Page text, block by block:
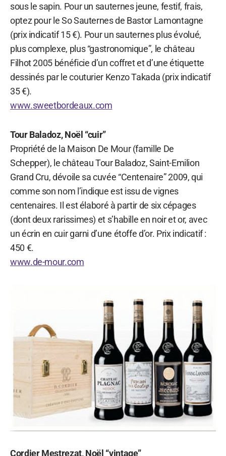
sous le sapin. Pour un sauternes jeune, festif, frais,
optez pour le So Sauternes de Bastor Lamontagne
(prix indicatif 15 €). Pour un sauternes plus évolué,
plus complexe, plus “gastronomique”, le château
Filhot 2005 bénéficie d’un coffret et d’une étiquette
dessinés par le couturier Kenzo Takada (prix indicatif
35 €).
www.sweetbordeaux.com
Tour Baladoz, Noël “cuir”
Propriété de la Maison De Mour (famille De
Schepper), le château Tour Baladoz, Saint-Emilion
Grand Cru, dévoile sa cuvée “Centenaire” 2009, qui
comme son nom l’indique est issu de vignes
centenaires. Il est élaboré à partir de six cépages
(dont deux rarissimes) et s’habille en noir et or, avec
un écrin en cuir garni d’une étoffe d’or. Prix indicatif :
450 €.
www.de-mour.com
Cordier Mestrezat, Noël “vintage”